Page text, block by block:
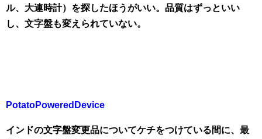
ル、大連時計）を探したほうがいい。品質はずっといい
し、文字盤も変えられていない。
PotatoPoweredDevice
インドの文字盤変更品についてケチをつけている間に、最